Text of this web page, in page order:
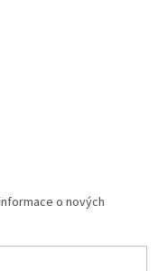
o nových